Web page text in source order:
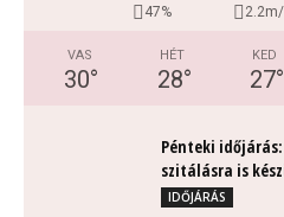
47%
VAS
30°
HÉT
28°
KED
27°
Pénteki
szitálásra is
IDŐJÁRÁS